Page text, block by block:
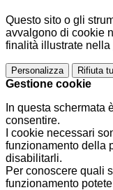
Questo sito o gli
avvalgono di cookie
finalità illustrate nella
Personalizza Rifiuta
Gestione cookie
In questa
consentire.
I cookie necessari
funzionamento della
disabilitarli.
Per conoscere quali
funzionamento